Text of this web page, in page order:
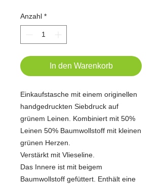
Anzahl *
In den Warenkorb
Einkaufstasche mit einem originellen
handgedruckten Siebdruck auf
grünem Leinen. Kombiniert mit 50%
Leinen 50% Baumwollstoff mit kleinen
grünen Herzen.
Verstärkt mit Vlieseline.
Das Innere ist mit beigem
Baumwollstoff gefüttert. Enthält eine